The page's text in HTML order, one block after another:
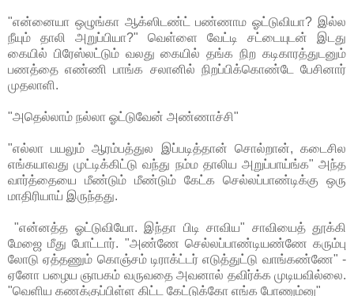
"என்னையா ஒழுங்கா ஆக்ஸிடண்ட் பண்ணாம ஓட்டுவியா? இல்ல
நீயும் தாலி அறுப்பியா?" வெள்ளை வேட்டி சட்டையுடன் இடது
கையில் பிரேஸ்லட்டும் வலது கையில் தங்க நிற கடிகாரத்துடனும்
பணத்தை எண்ணி பாங்க சலானில் நிறப்பிக்கொண்டே பேசினார்
முதலாளி.
"அதெல்லாம் நல்லா ஓட்டுவேன் அண்ணாச்சி"
"எல்லா பயலும் ஆரம்பத்துல இப்படித்தான் சொல்றான், கடைசில
எங்கயாவது முட்டிக்கிட்டு வந்து நம்ம தாலிய அறுப்பாய்ங்க" அந்த
வார்த்தையை மீண்டும் மீண்டும் கேட்க செல்லப்பாண்டிக்கு ஒரு
மாதிரியாய் இருந்தது.
"என்னத்த ஓட்டுவியோ. இந்தா பிடி சாவிய" சாவியைத் தூக்கி
மேஜை மீது போட்டார். "அண்ணே செல்லப்பாண்டியண்ணே கரும்பு
லோடு ஏத்தணும் கொஞ்சம் டிராக்ட்டர் எடுத்துட்டு வாங்கண்ணே" -
ஏனோ பழைய ஞாபகம் வருவதை அவனால் தவிர்க்க முடியவில்லை.
"வெளிய கணக்குப்பிள்ள கிட்ட கேட்டுக்கோ எங்க போணும்னு"